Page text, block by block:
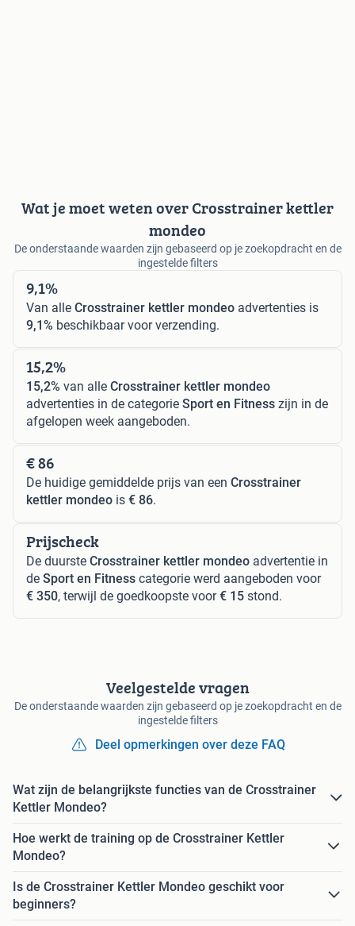
Wat je moet weten over Crosstrainer kettler
mondeo
De onderstaande waarden zijn gebaseerd op je zoekopdracht en de
ingestelde filters
9,1%
Van alle Crosstrainer kettler mondeo advertenties is
9,1% beschikbaar voor verzending.
15,2%
15,2% van alle Crosstrainer kettler mondeo
advertenties in de categorie Sport en Fitness zijn in de
afgelopen week aangeboden.
€ 86
De huidige gemiddelde prijs van een Crosstrainer
kettler mondeo is € 86.
Prijscheck
De duurste Crosstrainer kettler mondeo advertentie in
de Sport en Fitness categorie werd aangeboden voor
€ 350, terwijl de goedkoopste voor€ 15 stond.
Veelgestelde vragen
De onderstaande waarden zijn gebaseerd op je zoekopdracht en de
ingestelde filters
Deel opmerkingen over deze FAQ
Wat zijn de belangrijkste functies van de Crosstrainer
Kettler Mondeo?
Hoe werkt de training op de Crosstrainer Kettler
Mondeo?
Is de Crosstrainer Kettler Mondeo geschikt voor
beginners?